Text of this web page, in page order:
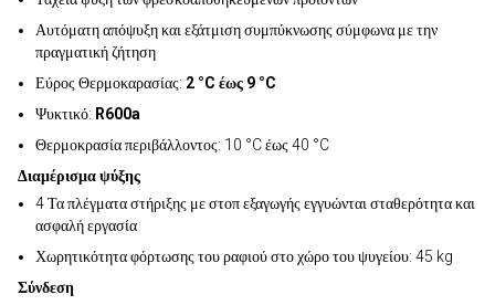
Αυτόματη απόψυξη και εξάτμιση συμπύκνωσης σύμφωνα με την
πραγματική ζήτηση
Εύρος Θερμοκαρασίας: 2 °C έως 9 °C
Ψυκτικό: R600a
Θερμοκρασία περιβάλλοντος: 10 °C έως 40 °C
Διαμέρισμα ψύξης
4 Τα πλέγματα στήριξης με στοπ εξαγωγής εγγυώνται σταθερότητα και
ασφαλή εργασία
Χωρητικότητα φόρτωσης του ραφιού στο χώρο του ψυγείου: 45 kg
Σύνδεση